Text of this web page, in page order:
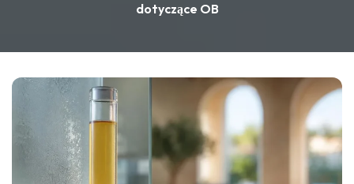
dotyczące OB